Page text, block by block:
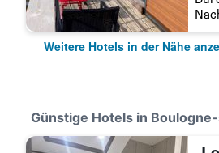
Weitere Hotels in der Nähe
Günstige Hotels in